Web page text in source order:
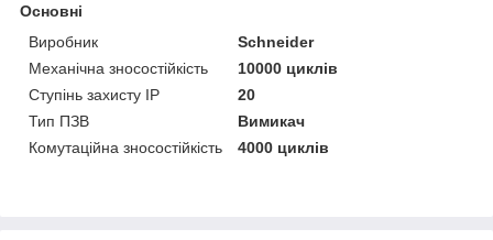
Основні
Виробник
Schneider
Механічна зносостійкість
10000 циклів
Ступінь захисту IP
20
Тип ПЗВ
Вимикач
Комутаційна зносостійкість
4000 циклів